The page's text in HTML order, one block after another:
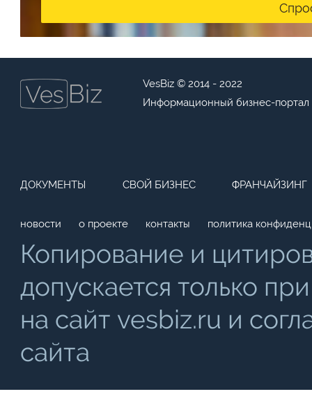
VesBiz © 2014 - 2022
Информационный бизнес-портал
ДОКУМЕНТЫ СВОЙ БИЗНЕС ФРАНЧАЙЗИНГ
новости о проекте контакты политика
Копирование и
допускается только
на сайт vesbiz.ru и
сайта